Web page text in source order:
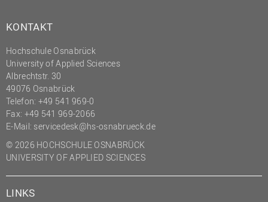
KONTAKT
Hochschule Osnabrück
University of Applied Sciences
Albrechtstr. 30
49076 Osnabrück
Telefon: +49 541 969-0
Fax: +49 541 969-2066
E-Mail: servicedesk@hs-osnabrueck.de
© 2026 HOCHSCHULE OSNABRÜCK
UNIVERSITY OF APPLIED SCIENCES
LINKS